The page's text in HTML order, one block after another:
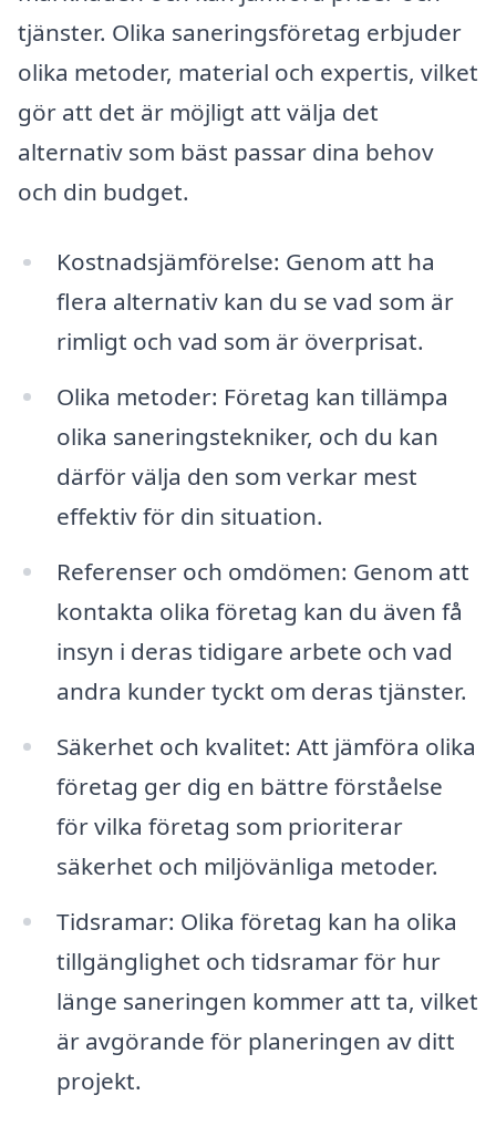
tjänster. Olika saneringsföretag erbjuder
olika metoder, material och expertis, vilket
gör att det är möjligt att välja det
alternativ som bäst passar dina behov
och din budget.
Kostnadsjämförelse: Genom att ha
flera alternativ kan du se vad som är
rimligt och vad som är överprisat.
Olika metoder: Företag kan tillämpa
olika saneringstekniker, och du kan
därför välja den som verkar mest
effektiv för din situation.
Referenser och omdömen: Genom att
kontakta olika företag kan du även få
insyn i deras tidigare arbete och vad
andra kunder tyckt om deras tjänster.
Säkerhet och kvalitet: Att jämföra olika
företag ger dig en bättre förståelse
för vilka företag som prioriterar
säkerhet och miljövänliga metoder.
Tidsramar: Olika företag kan ha olika
tillgänglighet och tidsramar för hur
länge saneringen kommer att ta, vilket
är avgörande för planeringen av ditt
projekt.